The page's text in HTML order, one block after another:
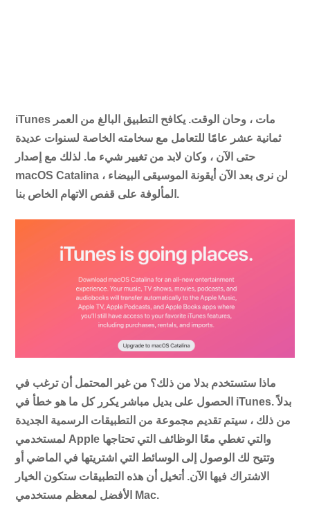
iTunes مات ، وحان الوقت. يكافح التطبيق البالغ من العمر
ثمانية عشر عامًا للتعامل مع سخامته الخاصة لسنوات عديدة
حتى الآن ، وكان لابد من تغيير شيء ما. لذلك مع إصدار
macOS Catalina ، لن نرى بعد الآن أيقونة الموسيقى البيضاء
المألوفة على قفص الاتهام الخاص بنا.
ماذا ستستخدم بدلا من ذلك؟ من غير المحتمل أن ترغب في
الحصول على بديل مباشر يكرر كل ما هو خطأ في iTunes. بدلاً
من ذلك ، سيتم تقديم مجموعة من التطبيقات الرسمية الجديدة
لمستخدمي Apple والتي تغطي معًا الوظائف التي تحتاجها
وتتيح لك الوصول إلى الوسائط التي اشتريتها في الماضي أو
الاشتراك فيها الآن. أتخيل أن هذه التطبيقات ستكون الخيار
الأفضل لمعظم مستخدمي Mac.